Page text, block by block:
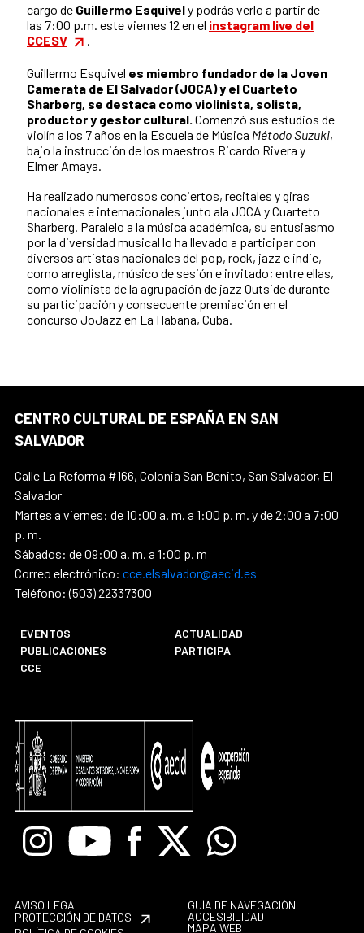
cargo de Guillermo Esquively podrás verlo a partir de
las 7:00 p.m. este viernes 12 en el instagram live del
CCESV
.
Guillermo Esquivel es miembro fundador de la Joven
Camerata de El Salvador (JOCA) y el Cuarteto
Sharberg, se destaca como violinista, solista,
productor y gestor cultural. Comenzó sus estudios de
violín a los 7 años en la Escuela de Música Método Suzuki,
bajo la instrucción de los maestros Ricardo Rivera y
Elmer Amaya.
Ha realizado numerosos conciertos, recitales y giras
nacionales e internacionales junto ala JOCA y Cuarteto
Sharberg. Paralelo a la música académica, su entusiasmo
por la diversidad musical lo ha llevado a participar con
diversos artistas nacionales del pop, rock, jazz e indie,
como arreglista, músico de sesión e invitado; entre ellas,
como violinista de la agrupación de jazz Outside durante
su participación y consecuente premiación en el
concurso JoJazz en La Habana, Cuba.
CENTRO CULTURAL DE ESPAÑA EN SAN
SALVADOR
Calle La Reforma #166, Colonia San Benito, San Salvador, El
Salvador
Martes a viernes: de 10:00 a. m. a 1:00 p. m. y de 2:00 a 7:00
p. m.
Sábados: de 09:00 a. m. a 1:00 p. m
Correo electrónico: cce.elsalvador@aecid.es
Teléfono: (503) 22337300
EVENTOS
ACTUALIDAD
PUBLICACIONES
PARTICIPA
CCE
InstagramYoutube Facebook
X Whatsapp
AVISO LEGAL
PROTECCIÓN DE DATOS
GUÍA DE NAVEGACIÓN
ACCESIBILIDAD
MAPA WEB